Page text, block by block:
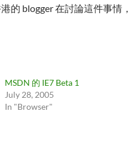
的 blogger 在討論這件事情，
MSDN 的 IE7 Beta 1
July 28, 2005
In "Browser"